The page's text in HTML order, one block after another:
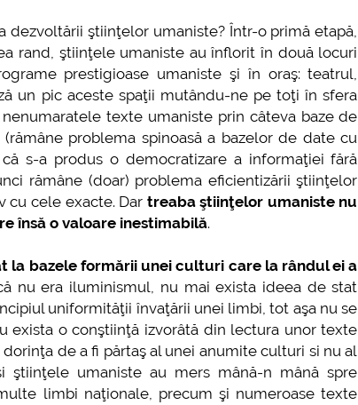
ştiinţelor umaniste? Într-o primă etapă,
rand, ştiinţele umaniste au înflorit în două locuri
prestigioase umaniste şi în oraş: teatrul,
un pic aceste spaţii mutându-ne pe toţi în sfera
texte umaniste prin câteva baze de
problema spinoasă a bazelor de date cu
s-a produs o democratizare a informaţiei fără
rămâne (doar) problema eficientizării ştiinţelor
cu cele exacte. Dar treaba ştiinţelor umaniste nu
însă o valoare inestimabilă.
la bazele formării unei culturi care la rândul ei a
nu era iluminismul, nu mai exista ideea de stat
uniformităţii învaţării unei limbi, tot aşa nu se
exista o conştiinţă izvorâtă din lectura unor texte
de a fi părtaş al unei anumite culturi si nu al
ştiinţele umaniste au mers mână-n mână spre
limbi naţionale, precum şi numeroase texte